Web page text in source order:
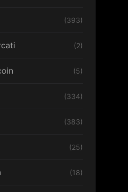
(393)
(2)
(5)
(334)
(383)
(25)
(18)